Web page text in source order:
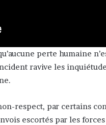
perte humaine
ravive les
respect, par certains
escortés par les